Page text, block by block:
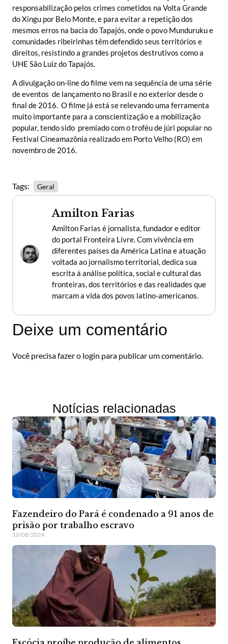
responsabilização pelos crimes cometidos na Volta Grande
do Xingu por Belo Monte, e para evitar a repetição dos
mesmos erros na bacia do Tapajós, onde o povo Munduruku e
comunidades ribeirinhas têm defendido seus territórios e
direitos, resistindo a grandes projetos destrutivos como a
UHE São Luiz do Tapajós.
A divulgação on-line do filme vem na sequência de uma série
de eventos de lançamento no Brasil e no exterior desde o
final de 2016. O filme já está se relevando uma ferramenta
muito importante para a conscientização e a mobilização
popular, tendo sido premiado com o troféu de júri popular no
Festival Cineamazônia realizado em Porto Velho (RO) em
novembro de 2016.
Tags: Geral
Amilton Farias
Amilton Farias é jornalista, fundador e editor
do portal Fronteira Livre. Com vivência em
diferentes países da América Latina e atuação
voltada ao jornalismo territorial, dedica sua
escrita à análise política, social e cultural das
fronteiras, dos territórios e das realidades que
marcam a vida dos povos latino-americanos.
Deixe um comentário
Você precisa fazer o login para publicar um comentário.
Notícias relacionadas
Fazendeiro do Pará é condenado a 91 anos de
prisão por trabalho escravo
10/08/2024